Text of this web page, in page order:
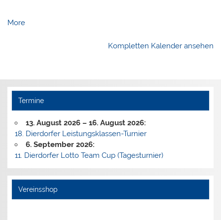
Moreabout
Kompletten Kalender ansehen
Termine
13. August 2026 – 16. August 2026:
18. Dierdorfer Leistungsklassen-Turnier
6. September 2026:
11. Dierdorfer Lotto Team Cup (Tagesturnier)
Vereinsshop